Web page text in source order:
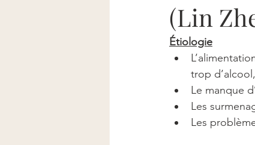
(Lin
Étiologie
trop
Le manque
Les
Les